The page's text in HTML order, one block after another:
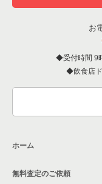
お
受付時間 9
飲食店
ホーム
無料査定のご依頼